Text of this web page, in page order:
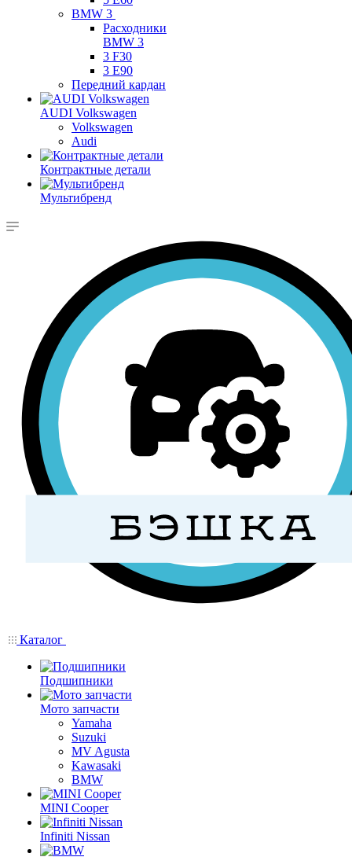
BMW 3
Расходники
BMW 3
3 F30
3 E90
Передний кардан
AUDI Volkswagen
Volkswagen
Audi
Контрактные детали
Мультибренд
Каталог
Подшипники
Мото запчасти
Yamaha
Suzuki
MV Agusta
Kawasaki
BMW
MINI Cooper
Infiniti Nissan